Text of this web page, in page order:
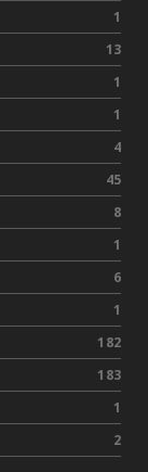
1
13
1
1
4
45
8
1
6
1
182
183
1
2